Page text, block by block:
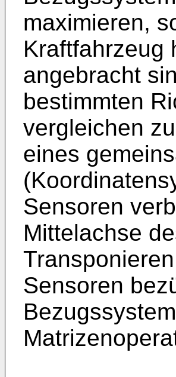
maximieren,
Kraftfahrzeug
angebracht
bestimmten
vergleichen
eines
Sensoren
Mittelachse
Sensoren